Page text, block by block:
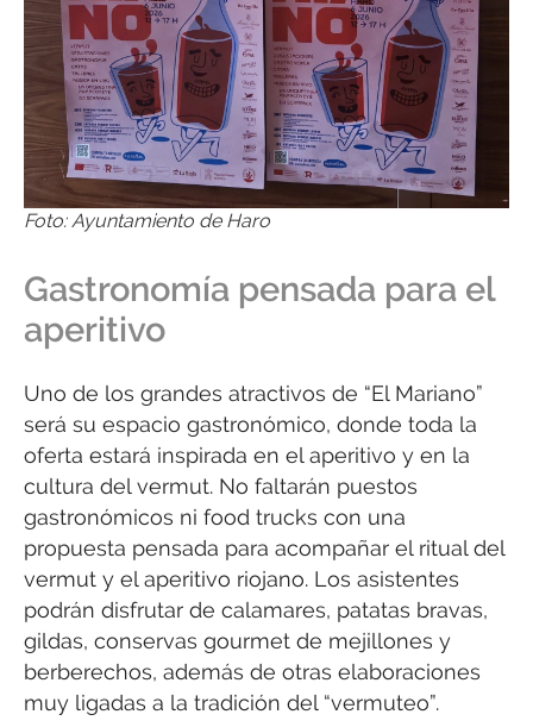
Foto: Ayuntamiento de Haro
Gastronomía pensada para el
aperitivo
Uno de los grandes atractivos de “El Mariano”
será su espacio gastronómico, donde toda la
oferta estará inspirada en el aperitivo y en la
cultura del vermut. No faltarán puestos
gastronómicos ni food trucks con una
propuesta pensada para acompañar el ritual del
vermut y el aperitivo riojano. Los asistentes
podrán disfrutar de calamares, patatas bravas,
gildas, conservas gourmet de mejillones y
berberechos, además de otras elaboraciones
muy ligadas a la tradición del “vermuteo”.